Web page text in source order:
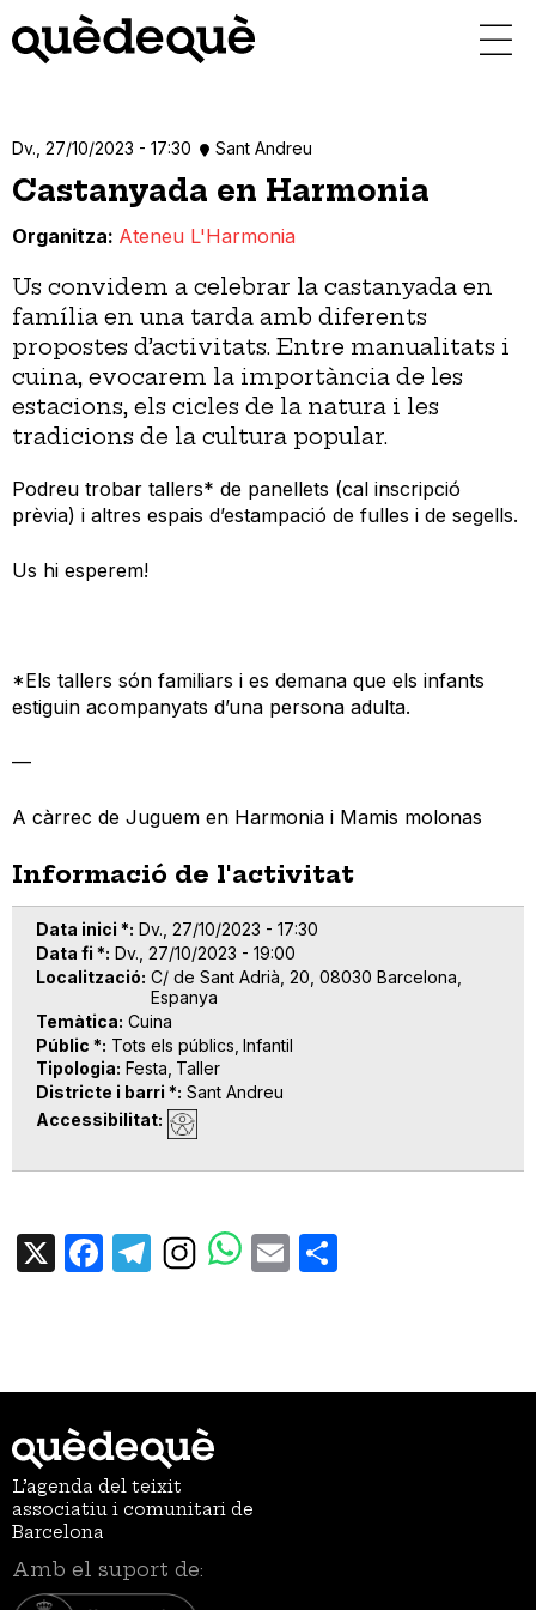
contingut
Dv., 27/10/2023 - 17:30 Sant Andreu
Castanyada en Harmonia
Organitza Ateneu L'Harmonia
Us convidem a celebrar la castanyada en
família en una tarda amb diferents
propostes d’activitats. Entre manualitats i
cuina, evocarem la importància de les
estacions, els cicles de la natura i les
tradicions de la cultura popular.
Podreu trobar tallers* de panellets (cal inscripció
prèvia) i altres espais d’estampació de fulles i de segells.
Us hi esperem!
*Els tallers són familiars i es demana que els infants
estiguin acompanyats d’una persona adulta.
—
A càrrec de Juguem en Harmonia i Mamis molonas
Informació de l'activitat
Data inici * Dv., 27/10/2023 - 17:30
Data fi * Dv., 27/10/2023 - 19:00
Localització C/ de Sant Adrià, 20, 08030 Barcelona,
Espanya
Temàtica Cuina
Públic * Tots els públics Infantil
Tipologia Festa Taller
Districte i barri * Sant Andreu
Accessibilitat
X Facebook
TelegramEmail
L’agenda del teixit
associatiu i comunitari de
Barcelona
Amb el suport de: